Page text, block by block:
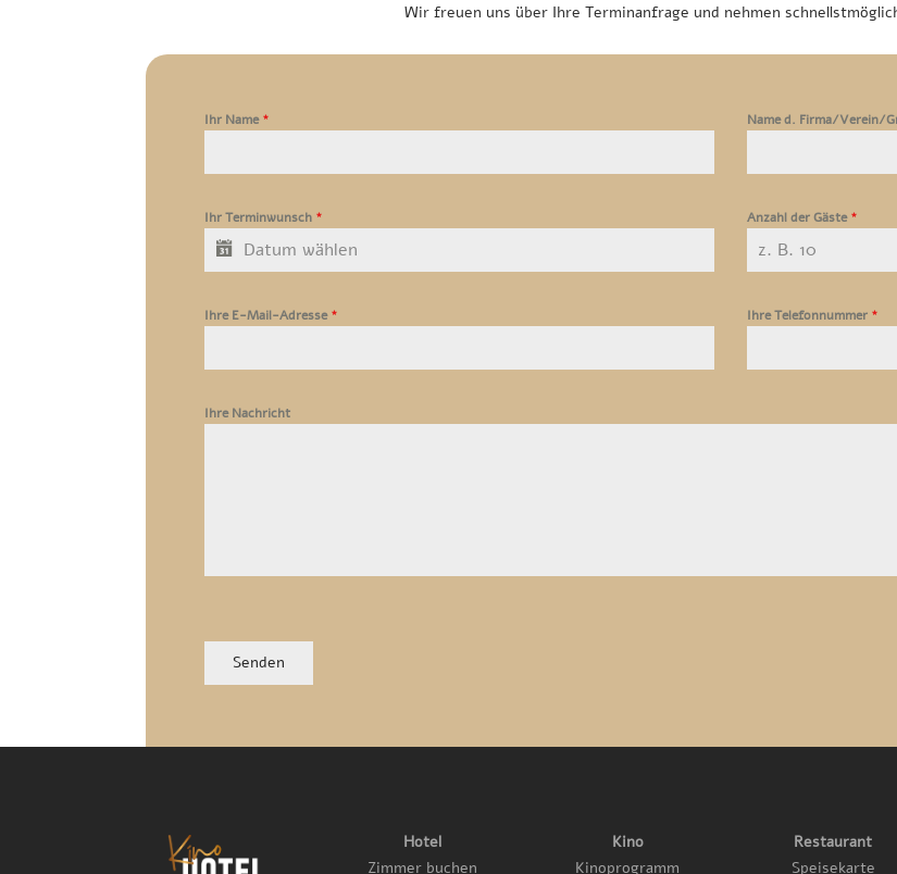
Wir freuen uns über Ihre Terminanfrage und nehmen
Ihr Name* Name d. Firma/Verein/
Ihr Terminwunsch * Anzahl der Gäste*
Ihre E-Mail-Adresse* Ihre Telefonnummer *
Ihre Nachricht
Senden
Hotel
Zimmer buchen
Kino
Kinoprogramm
Restaurant
Speisekarte